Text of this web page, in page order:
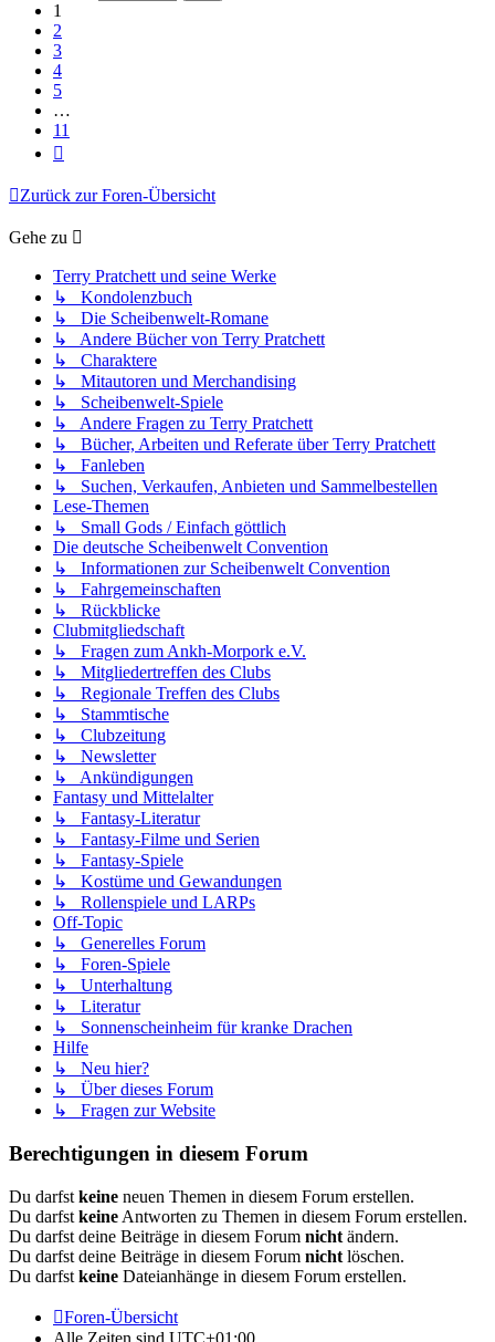
1
2
3
4
5
…
11
Zurück zur Foren-Übersicht
Gehe zu
Terry Pratchett und seine Werke
↳ Kondolenzbuch
↳ Die Scheibenwelt-Romane
↳ Andere Bücher von Terry Pratchett
↳ Charaktere
↳ Mitautoren und Merchandising
↳ Scheibenwelt-Spiele
↳ Andere Fragen zu Terry Pratchett
↳ Bücher, Arbeiten und Referate über Terry Pratchett
↳ Fanleben
↳ Suchen, Verkaufen, Anbieten und Sammelbestellen
Lese-Themen
↳ Small Gods / Einfach göttlich
Die deutsche Scheibenwelt Convention
↳ Informationen zur Scheibenwelt Convention
↳ Fahrgemeinschaften
↳ Rückblicke
Clubmitgliedschaft
↳ Fragen zum Ankh-Morpork e.V.
↳ Mitgliedertreffen des Clubs
↳ Regionale Treffen des Clubs
↳ Stammtische
↳ Clubzeitung
↳ Newsletter
↳ Ankündigungen
Fantasy und Mittelalter
↳ Fantasy-Literatur
↳ Fantasy-Filme und Serien
↳ Fantasy-Spiele
↳ Kostüme und Gewandungen
↳ Rollenspiele und LARPs
Off-Topic
↳ Generelles Forum
↳ Foren-Spiele
↳ Unterhaltung
↳ Literatur
↳ Sonnenscheinheim für kranke Drachen
Hilfe
↳ Neu hier?
↳ Über dieses Forum
↳ Fragen zur Website
Berechtigungen in diesem Forum
Du darfst keine neuen Themen in diesem Forum erstellen.
Du darfst keine Antworten zu Themen in diesem Forum erstellen.
Du darfst deine Beiträge in diesem Forum nicht ändern.
Du darfst deine Beiträge in diesem Forum nicht löschen.
Du darfst keine Dateianhänge in diesem Forum erstellen.
Foren-Übersicht
Alle Zeiten sind UTC+01:00